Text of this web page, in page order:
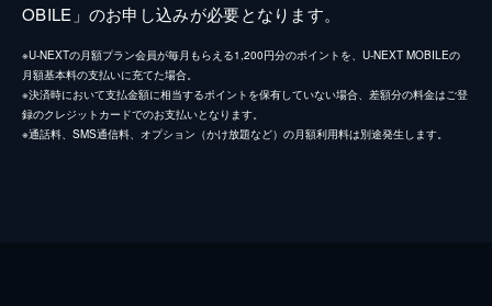
OBILE」のお申し込みが必要となります。
※U-NEXTの月額プラン会員が毎月もらえる1,200円分のポイントを、U-NEXT MOBILEの
月額基本料の支払いに充てた場合。
※決済時において支払金額に相当するポイントを保有していない場合、差額分の料金はご登
録のクレジットカードでのお支払いとなります。
※通話料、SMS通信料、オプション（かけ放題など）の月額利用料は別途発生します。